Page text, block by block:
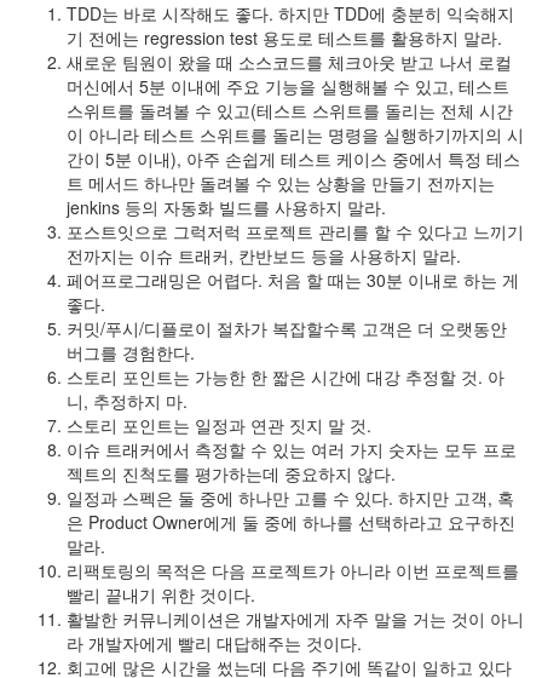
TDD는 바로 시작해도 좋다. 하지만 TDD에 충분히 익숙해지
기 전에는 regression test 용도로 테스트를 활용하지 말라.
새로운 팀원이 왔을 때 소스코드를 체크아웃 받고 나서 로컬
머신에서 5분 이내에 주요 기능을 실행해볼 수 있고, 테스트
스위트를 돌려볼 수 있고(테스트 스위트를 돌리는 전체 시간
이 아니라 테스트 스위트를 돌리는 명령을 실행하기까지의 시
간이 5분 이내), 아주 손쉽게 테스트 케이스 중에서 특정 테스
트 메서드 하나만 돌려볼 수 있는 상황을 만들기 전까지는
jenkins 등의 자동화 빌드를 사용하지 말라.
포스트잇으로 그럭저럭 프로젝트 관리를 할 수 있다고 느끼기
전까지는 이슈 트래커, 칸반보드 등을 사용하지 말라.
페어프로그래밍은 어렵다. 처음 할 때는 30분 이내로 하는 게
좋다.
커밋/푸시/디플로이 절차가 복잡할수록 고객은 더 오랫동안
버그를 경험한다.
스토리 포인트는 가능한 한 짧은 시간에 대강 추정할 것. 아
니, 추정하지 마.
스토리 포인트는 일정과 연관 짓지 말 것.
이슈 트래커에서 측정할 수 있는 여러 가지 숫자는 모두 프로
젝트의 진척도를 평가하는데 중요하지 않다.
일정과 스펙은 둘 중에 하나만 고를 수 있다. 하지만 고객, 혹
은 Product Owner에게 둘 중에 하나를 선택하라고 요구하진
말라.
리팩토링의 목적은 다음 프로젝트가 아니라 이번 프로젝트를
빨리 끝내기 위한 것이다.
활발한 커뮤니케이션은 개발자에게 자주 말을 거는 것이 아니
라 개발자에게 빨리 대답해주는 것이다.
회고에 많은 시간을 썼는데 다음 주기에 똑같이 일하고 있다